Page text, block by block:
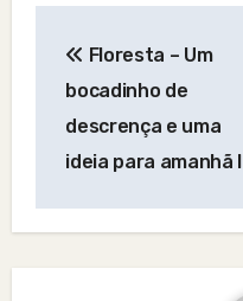
navigation
Floresta – Um
bocadinho de
descrença e uma
ideia para amanhã I